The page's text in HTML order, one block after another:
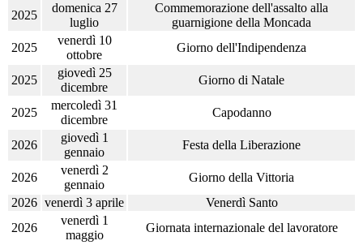
2025
domenica 27
luglio
Commemorazione dell'assalto alla
guarnigione della Moncada
2025
venerdì 10
ottobre
Giorno dell'Indipendenza
2025
giovedì 25
dicembre
Giorno di Natale
2025
mercoledì 31
dicembre
Capodanno
2026
giovedì 1
gennaio
Festa della Liberazione
2026
venerdì 2
gennaio
Giorno della Vittoria
2026 venerdì 3 aprile
Venerdì Santo
2026
venerdì 1
maggio
Giornata internazionale del lavoratore